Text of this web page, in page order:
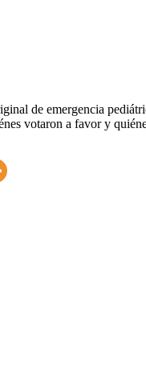
de emergencia
votaron a favor y